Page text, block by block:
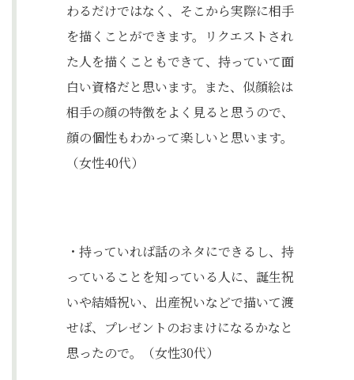
わるだけではなく、そこから実際に相手
を描くことができます。リクエストされ
た人を描くこともできて、持っていて面
白い資格だと思います。また、似顔絵は
相手の顔の特徴をよく見ると思うので、
顔の個性もわかって楽しいと思います。
（女性40代）
・持っていれば話のネタにできるし、持
っていることを知っている人に、誕生祝
いや結婚祝い、出産祝いなどで描いて渡
せば、プレゼントのおまけになるかなと
思ったので。（女性30代）